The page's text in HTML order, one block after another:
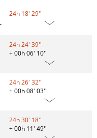
24h 18' 29''
24h 24' 39''
+ 00h 06' 10''
24h 26' 32''
+ 00h 08' 03''
24h 30' 18''
+ 00h 11' 49''